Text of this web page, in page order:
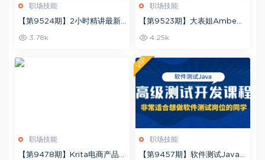
职场技能
【第9524期】2小时精讲最新J
ava高频面试题
3.78k
职场技能
【第9523期】大表姐Ambe
r，提速百倍的Excel课
4.25k
职场技能
【第9478期】Krita电商产品
职场技能
【第9457期】软件测试Java
VIP